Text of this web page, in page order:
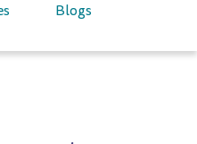
Blogs